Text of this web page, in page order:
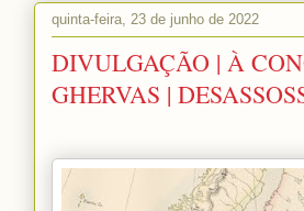
quinta-feira, 23 de junho de 2022
DIVULGAÇÃO | À
GHERVAS |